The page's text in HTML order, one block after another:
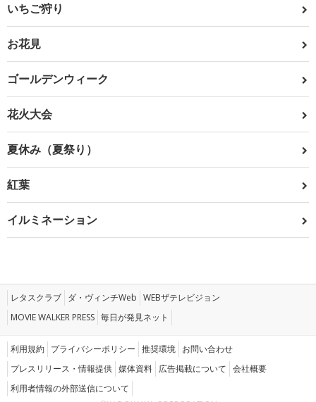
いちご狩り
お花見
ゴールデンウィーク
花火大会
夏休み（夏祭り）
紅葉
イルミネーション
レタスクラブ ダ・ヴィンチWeb WEBザテレビジョン
MOVIE WALKER PRESS 毎日が発見ネット
利用規約 プライバシーポリシー 推奨環境 お問い合わせ
プレスリリース・情報提供 媒体資料 広告掲載について 会社概要
利用者情報の外部送信について